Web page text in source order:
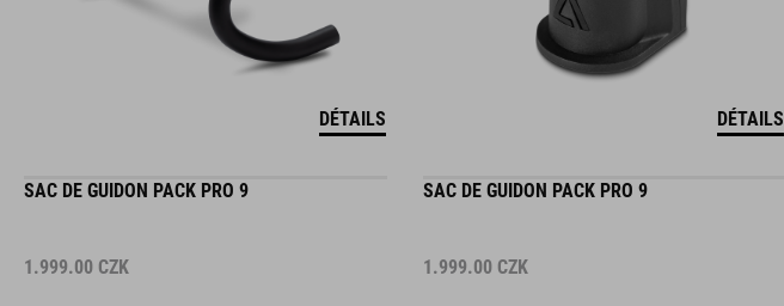
DÉTAILS DÉTAILS
SAC DE GUIDON PACK PRO 9
1.999.00 CZK
SAC DE GUIDON PACK PRO 9
1.999.00 CZK